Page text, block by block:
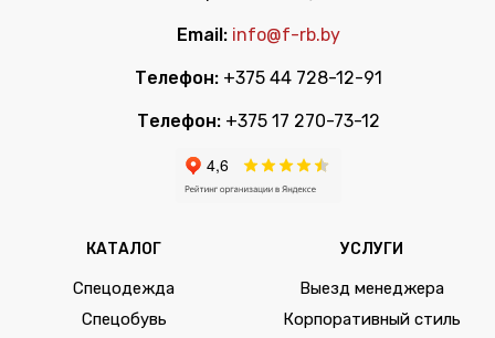
Email: info@f-rb.by
Телефон: +375 44 728-12-91
Телефон: +375 17 270-73-12
КАТАЛОГ
Спецодежда
Спецобувь
УСЛУГИ
Выезд менеджера
Корпоративный стиль